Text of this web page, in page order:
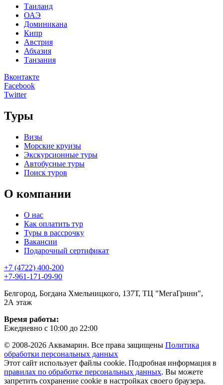
Таиланд
ОАЭ
Доминикана
Кипр
Австрия
Абхазия
Танзания
Вконтакте
Facebook
Twitter
Туры
Визы
Морские круизы
Экскурсионные туры
Автобусные туры
Поиск туров
О компании
О нас
Как оплатить тур
Туры в рассрочку
Вакансии
Подарочный сертификат
+7 (4722) 400-200
+7-961-171-09-90
Белгород, Богдана Хмельницкого, 137Т, ТЦ "МегаГринн",
2А этаж
Время работы:
Ежедневно с 10:00 до 22:00
© 2008-2026 Аквамарин. Все права защищены Политика
обработки персональных данных
Этот сайт использует файлы cookie. Подробная информация в
правилах по обработке персональных данных. Вы можете
запретить сохранение cookie в настройках своего браузера.